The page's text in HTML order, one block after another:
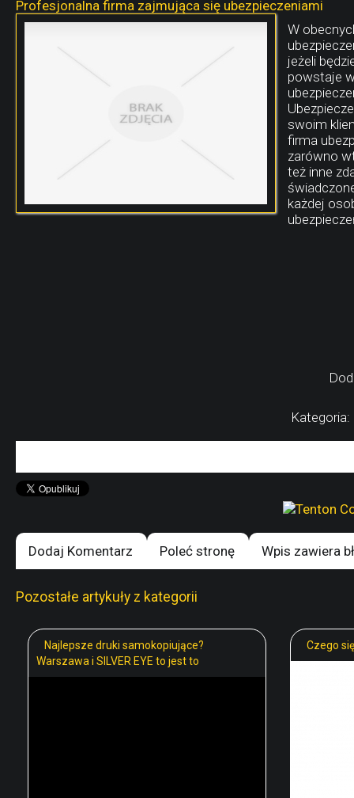
Profesjonalna firma zajmująca się ubezpieczeniami
W
jeżeli
powstaje
swoim
firma
zarówno
też inne
każdej
Kategoria:
Dodaj Komentarz Poleć stronę Wpis zawiera
Pozostałe artykuły z kategorii
Najlepsze druki samokopiujące?
Warszawa i SILVER EYE to jest to
Czego